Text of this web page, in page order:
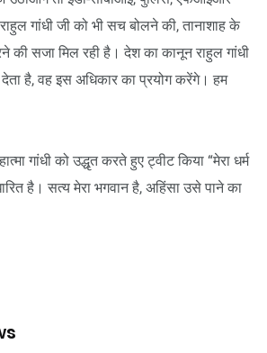
गांधी जी को भी सच बोलने की, तानाशाह के
सजा मिल रही है। देश का कानून राहुल गांधी
है, वह इस अधिकार का प्रयोग करेंगे। हम
गांधी को उद्धृत करते हुए ट्वीट किया “मेरा धर्म
है। सत्य मेरा भगवान है, अहिंसा उसे पाने का